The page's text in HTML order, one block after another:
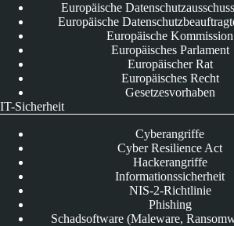
Europäische
Europäische
Europäische Kommission
Europäisches Parlament
Europäischer Rat
Europäisches Recht
Gesetzesvorhaben
IT-Sicherheit
Cyberangriffe
Cyber Resilience Act
Hackerangriffe
Informationssicherheit
NIS-2-Richtlinie
Phishing
Schadsoftware (Maleware,